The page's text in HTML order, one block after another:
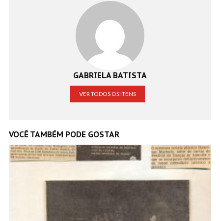
GABRIELA BATISTA
VER TODOS OS ITENS
VOCÊ TAMBÉM PODE GOSTAR